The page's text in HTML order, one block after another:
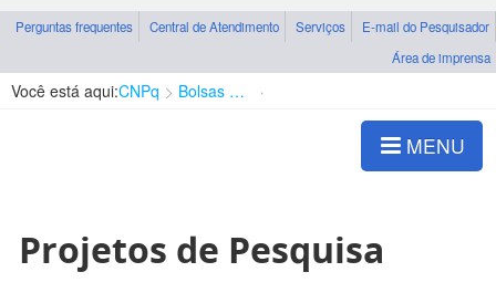
Perguntas frequentes Central de Atendimento Serviços
E-mail do Pesquisador
Área de imprensa
Você está aqui:CNPq Bolsas e Auxílios Vigentes
MENU
Projetos de Pesquisa